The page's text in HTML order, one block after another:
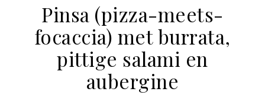
Pinsa (pizza-meets-
focaccia) met burrata,
pittige salami en
aubergine